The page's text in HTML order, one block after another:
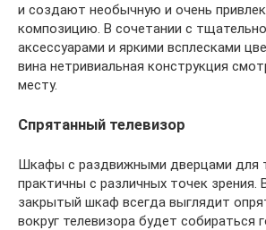
и создают необычную и очень
композицию. В сочетании с
аксессуарами и яркими всплесками
вина нетривиальная конструкция
месту.
Спрятанный телевизор
Шкафы с раздвижными дверцами для
практичны с различных точек зрения.
закрытый шкаф всегда выглядит
вокруг телевизора будет собираться